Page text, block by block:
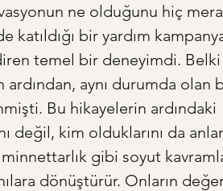
ne olduğunu hiç
katıldığı bir yardım
temel bir deneyimdi.
ardından, aynı durumda olan
Bu hikayelerin
değil, kim olduklarını da
gibi soyut
dönüştürür. Onların